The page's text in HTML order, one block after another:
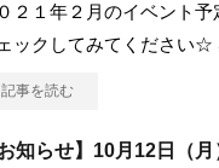
２１年２月のイベント予
ックしてみてください☆
記事を読む
お知らせ】10月12日（